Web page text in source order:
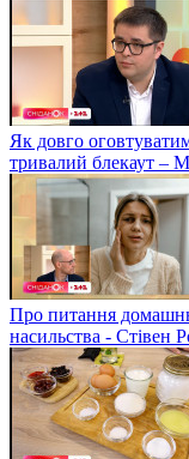
Як довго
тривалий блекаут –
Про питання
насильства - Стівен